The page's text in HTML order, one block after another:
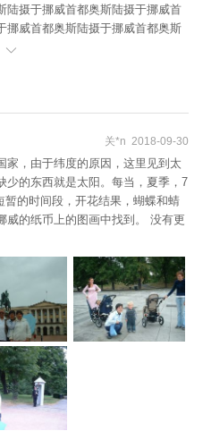
陆摄于挪威首都奥斯陆摄于挪威首
挪威首都奥斯陆摄于挪威首都奥斯
都奥斯陆摄于挪威首都奥斯陆摄于
挪威首都奥斯陆摄于挪威首都奥斯
都奥斯陆摄于挪威首都奥斯陆摄于
摄于挪威首都奥斯陆摄于挪威首
挪威首都奥斯陆摄于挪威首都奥斯
都奥斯陆摄于挪威首都奥斯陆摄于
摄于挪威首都奥斯陆摄于挪威首
挪威首都奥斯陆摄于挪威首都奥斯
都奥斯陆摄于挪威首都奥斯陆摄于

关*n 2018-09-30
，由于纬度的原因，这里见到太
暂的时间段，开花结果，蝴蝶和蜻
威的纸币上的图画中找到。 没有更